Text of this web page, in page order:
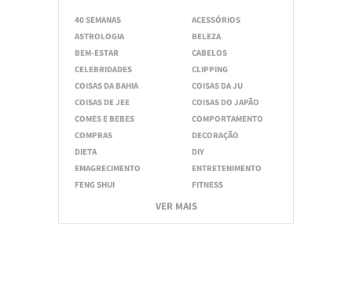
40 SEMANAS
ACESSÓRIOS
ASTROLOGIA
BELEZA
BEM-ESTAR
CABELOS
CELEBRIDADES
CLIPPING
COISAS DA BAHIA
COISAS DA JU
COISAS DE JEE
COISAS DO JAPÃO
COMES E BEBES
COMPORTAMENTO
COMPRAS
DECORAÇÃO
DIETA
DIY
EMAGRECIMENTO
ENTRETENIMENTO
FENG SHUI
FITNESS
VER MAIS